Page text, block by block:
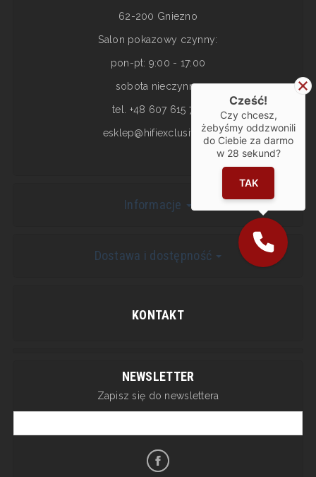
62-200 Gniezno
Salon pokazowy czynny:
pon-pt: 9:00 - 17:00
sobota nieczynne
tel. +48 607 615 717
esklep@hifiexclusive.pl
Informacje
Dostawa i dostępność
KONTAKT
NEWSLETTER
Zapisz się do newslettera
Cześć!
Czy chcesz,
żebyśmy oddzwonili
do Ciebie za darmo
w 28 sekund?
TAK